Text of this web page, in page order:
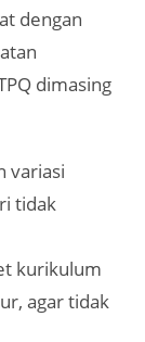
dengan
dimasing
variasi
tidak
kurikulum
agar tidak